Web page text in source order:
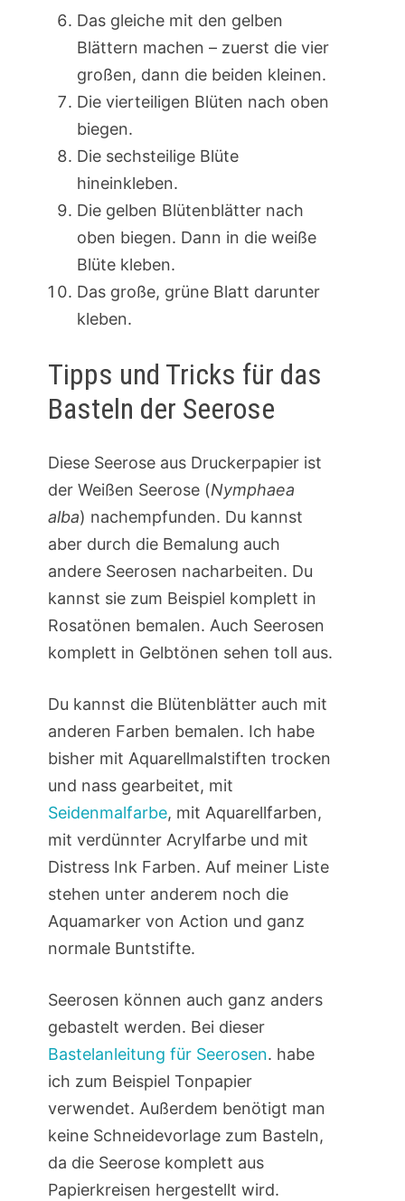
Das gleiche mit den gelben
Blättern machen – zuerst die vier
großen, dann die beiden kleinen.
Die vierteiligen Blüten nach oben
biegen.
Die sechsteilige Blüte
hineinkleben.
Die gelben Blütenblätter nach
oben biegen. Dann in die weiße
Blüte kleben.
Das große, grüne Blatt darunter
kleben.
Tipps und Tricks für das
Basteln der Seerose
Diese Seerose aus Druckerpapier ist
der Weißen Seerose (Nymphaea
alba) nachempfunden. Du kannst
aber durch die Bemalung auch
andere Seerosen nacharbeiten. Du
kannst sie zum Beispiel komplett in
Rosatönen bemalen. Auch Seerosen
komplett in Gelbtönen sehen toll aus.
Du kannst die Blütenblätter auch mit
anderen Farben bemalen. Ich habe
bisher mit Aquarellmalstiften trocken
und nass gearbeitet, mit
Seidenmalfarbe, mit Aquarellfarben,
mit verdünnter Acrylfarbe und mit
Distress Ink Farben. Auf meiner Liste
stehen unter anderem noch die
Aquamarker von Action und ganz
normale Buntstifte.
Seerosen können auch ganz anders
gebastelt werden. Bei dieser
Bastelanleitung für Seerosen. habe
ich zum Beispiel Tonpapier
verwendet. Außerdem benötigt man
keine Schneidevorlage zum Basteln,
da die Seerose komplett aus
Papierkreisen hergestellt wird.